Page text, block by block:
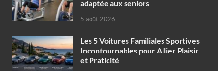
adaptée aux seniors
5 août 2026
Les 5 Voitures Familiales Sportives
Incontournables pour Allier Plaisir
et Praticité